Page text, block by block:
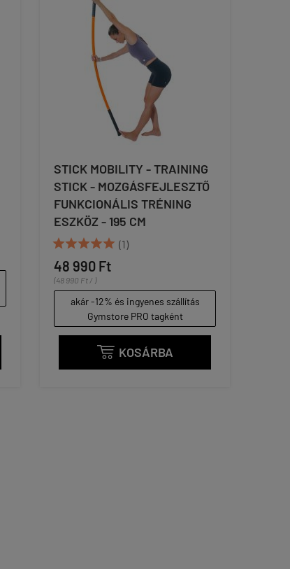
STICK MOBILITY - TRAINING
STICK - MOZGÁSFEJLESZTŐ
FUNKCIONÁLIS TRÉNING
ESZKÖZ - 195 CM
 (1)
48 990 Ft
(48 990 Ft / )
akár -12% és ingyenes szállítás
Gymstore PRO tagként
 KOSÁRBA